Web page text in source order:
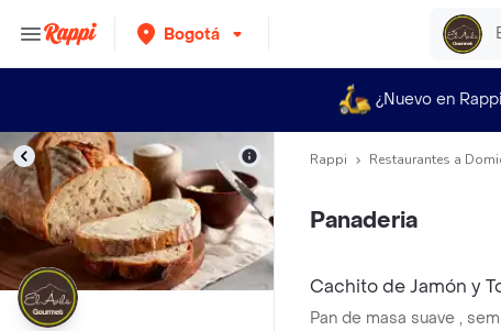
Bogotá
¿Nuevo en
Rappi Restaurantes a
Panaderia
Cachito de Jamón y
Pan de masa suave ,